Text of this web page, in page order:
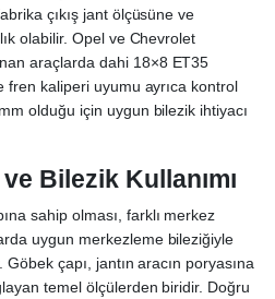
çıkış jant ölçüsüne ve
olabilir. Opel ve Chevrolet
araçlarda dahi 18×8 ET35
kaliperi uyumu ayrıca kontrol
olduğu için uygun bilezik ihtiyacı
Bilezik Kullanımı
sahip olması, farklı merkez
uygun merkezleme bileziğiyle
çapı, jantın aracın poryasına
temel ölçülerden biridir. Doğru